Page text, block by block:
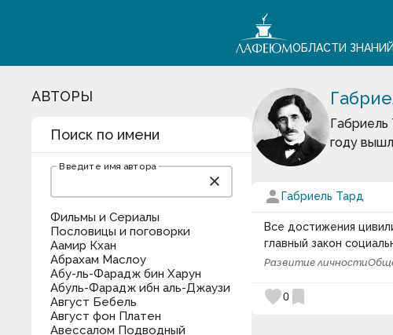
ОБЛАСТИ ЗНАНИЙ
АВТОРЫ
Поиск по имени
Введите имя автора
close
Фильмы и Сериалы
Пословицы и поговорки
Аамир Кхан
Абрахам Маслоу
Абу-ль-Фарадж бин Харун
Абуль-Фарадж ибн аль-Джаузи
Август Бебель
Август фон Платен
Авессалом Подводный
Габриель
году
person Габриель Тард
Все достижения
главный закон
Развитие личности
favorite0 bookmark